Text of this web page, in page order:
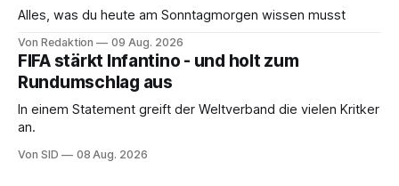
Alles, was du heute am Sonntagmorgen wissen musst
Von Redaktion 09 Aug. 2026
FIFA stärkt Infantino - und holt zum
Rundumschlag aus
In einem Statement greift der Weltverband die vielen Kritker
an.
Von SID 08 Aug. 2026